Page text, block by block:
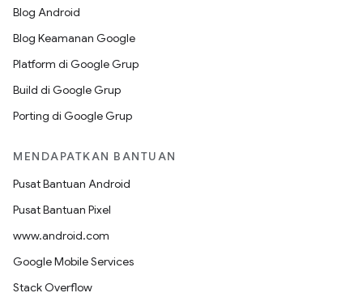
Blog Android
Blog Keamanan Google
Platform di Google Grup
Build di Google Grup
Porting di Google Grup
MENDAPATKAN BANTUAN
Pusat Bantuan Android
Pusat Bantuan Pixel
www.android.com
Google Mobile Services
Stack Overflow